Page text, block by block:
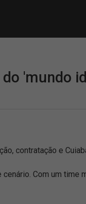
'mundo
contratação e
Com um time